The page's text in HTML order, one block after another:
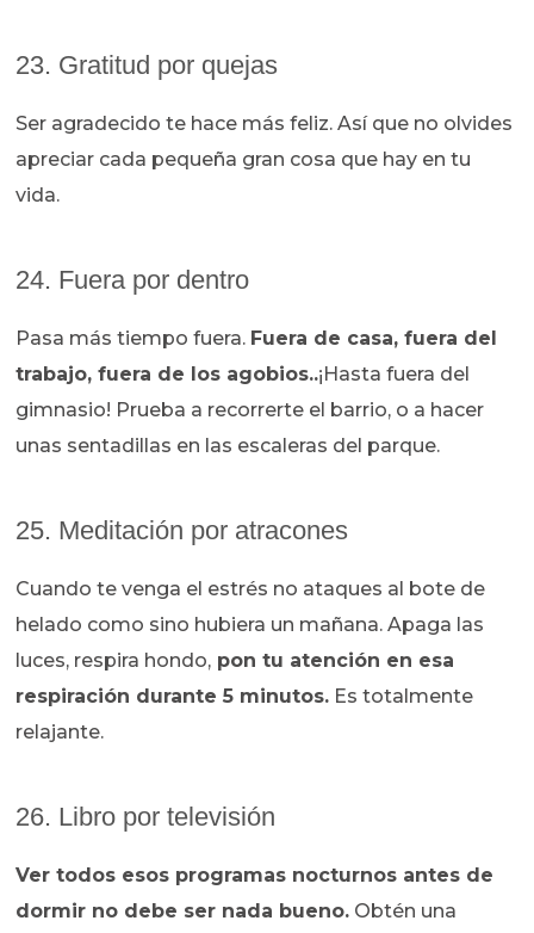
23. Gratitud por quejas
Ser agradecido te hace más feliz. Así que no olvides
apreciar cada pequeña gran cosa que hay en tu
vida.
24. Fuera por dentro
Pasa más tiempo fuera. Fuera de casa, fuera del
trabajo, fuera de los agobios..¡Hasta fuera del
gimnasio! Prueba a recorrerte el barrio, o a hacer
unas sentadillas en las escaleras del parque.
25. Meditación por atracones
Cuando te venga el estrés no ataques al bote de
helado como sino hubiera un mañana. Apaga las
luces, respira hondo, pon tu atención en esa
respiración durante 5 minutos. Es totalmente
relajante.
26. Libro por televisión
Ver todos esos programas nocturnos antes de
dormir no debe ser nada bueno. Obtén una